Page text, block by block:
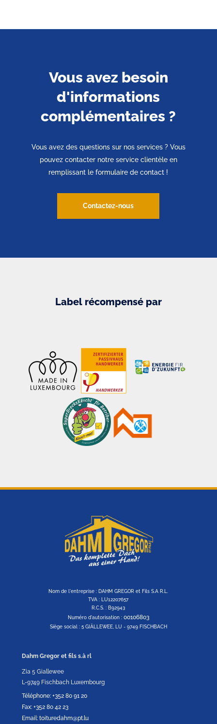
Vous avez besoin
d'informations
complémentaires ?
Vous avez des questions sur nos services ? Vous
pouvez contacter notre service clientèle en
remplissant le formulaire de contact !
Contactez-nous
Label récompensé par
Nom de l'entreprise : DAHM GREGOR et Fils S.A R.L.
TVA : LU12207657
R.C.S. : B92943
Numéro d'autorisation : 00106803
Siège social : 5 GIÄLLEWEE, LU - 9749 FISCHBACH
Dahm Gregor et fils s.à rl
Zia 5 Giallewee
L-9749 Fischbach Luxembourg
Téléphone: +352 80 91 20
Fax: +352 80 42 23
Email: toituredahm@pt.lu